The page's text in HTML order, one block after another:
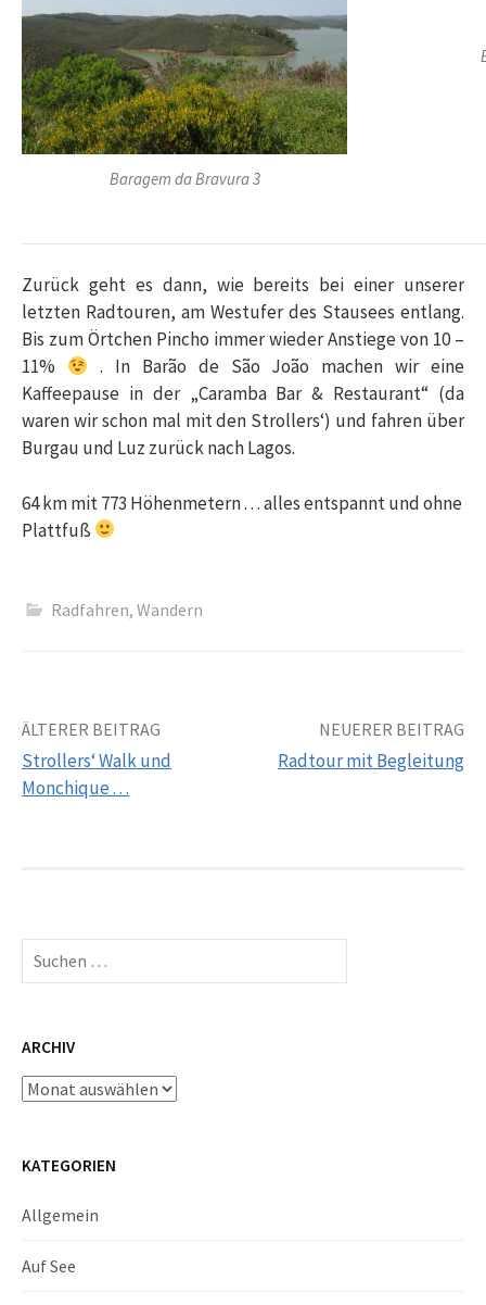
Baragem da Bravura 3
Zurück geht es dann, wie bereits bei einer unserer
letzten Radtouren, am Westufer des Stausees entlang.
Bis zum Örtchen Pincho immer wieder Anstiege von 10 –
11%
. In Barão de São João machen wir eine
Kaffeepause in der „Caramba Bar & Restaurant“ (da
waren wir schon mal mit den Strollers‘) und fahren über
Burgau und Luz zurück nach Lagos.
64 km mit 773 Höhenmetern . . . alles entspannt und ohne
Plattfuß
Radfahren, Wandern
Beitrags-
Navigation
ÄLTERER BEITRAG
Strollers‘ Walk und
Monchique . . .
NEUERER BEITRAG
Radtour mit Begleitung
Suchen
nach:
ARCHIV
Archiv
KATEGORIEN
Allgemein
Auf See